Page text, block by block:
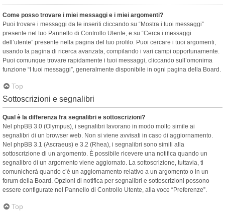
Come posso trovare i miei messaggi e i miei argomenti?
Puoi trovare i messaggi da te inseriti cliccando su “Mostra i tuoi messaggi”
presente nel tuo Pannello di Controllo Utente, e su “Cerca i messaggi
dell’utente” presente nella pagina del tuo profilo. Puoi cercare i tuoi argomenti,
usando la pagina di ricerca avanzata, compilando i vari campi opportunamente.
Puoi comunque trovare rapidamente i tuoi messaggi, cliccando sull’omonima
funzione “I tuoi messaggi”, generalmente disponibile in ogni pagina della Board.
Top
Sottoscrizioni e segnalibri
Qual è la differenza fra segnalibri e sottoscrizioni?
Nel phpBB 3.0 (Olympus), i segnalibri lavorano in modo molto simile ai
segnalibri di un browser web. Non si viene avvisati in caso di aggiornamento.
Nel phpBB 3.1 (Ascraeus) e 3.2 (Rhea), i segnalibri sono simili alla
sottoscrizione di un argomento. È possibile ricevere una notifica quando un
segnalibro di un argomento viene aggiornato. La sottoscrizione, tuttavia, ti
comunicherà quando c’è un aggiornamento relativo a un argomento o in un
forum della Board. Opzioni di notifica per segnalibri e sottoscrizioni possono
essere configurate nel Pannello di Controllo Utente, alla voce “Preferenze”.
Top